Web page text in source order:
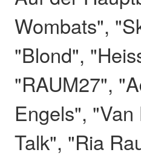
Wombats",
"Blond",
"RAUM27",
Engels",
Talk", "Ria